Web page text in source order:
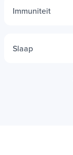
Immuniteit
Slaap